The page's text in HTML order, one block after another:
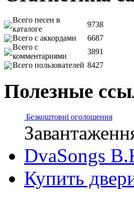
Всего песен в
каталоге
9738
Всего с аккордами
6687
Всего с
комментариями
3891
Всего пользователей 8427
Полезные
Безкоштовні оголошення
DvaSongs
Купить